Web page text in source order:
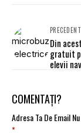
PRECEDENT
Din
gratuit
elevii
COMENTAȚI?
Adresa Ta De Email
*